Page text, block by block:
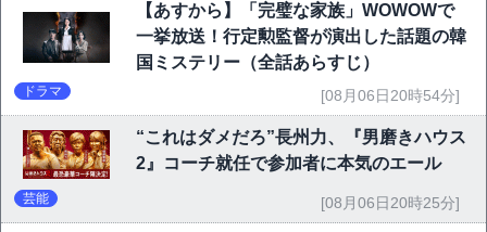
【あすから】「完璧な家族」WOWOWで
一挙放送！行定勲監督が演出した話題の韓
国ミステリー（全話あらすじ）
ドラマ [08月06日20時54分]
“これはダメだろ”長州力、『男磨きハウス
2』コーチ就任で参加者に本気のエール
芸能 [08月06日20時25分]